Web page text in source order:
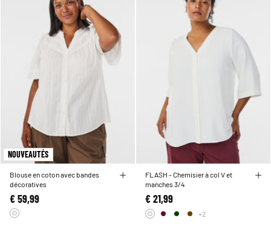
NOUVEAUTÉS
Blouse en coton avec bandes
décoratives
€ 59,99
FLASH - Chemisier à col V et
manches 3/4
€ 21,99
+2